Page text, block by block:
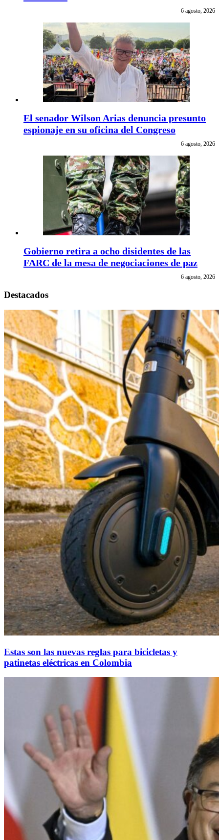
6 agosto, 2026
El senador Wilson Arias denuncia presunto
espionaje en su oficina del Congreso
6 agosto, 2026
Gobierno retira a ocho disidentes de las
FARC de la mesa de negociaciones de paz
6 agosto, 2026
Destacados
Estas son las nuevas reglas para bicicletas y
patinetas eléctricas en Colombia